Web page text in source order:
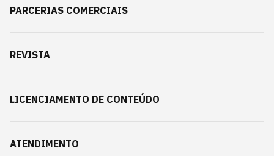
PARCERIAS COMERCIAIS
REVISTA
LICENCIAMENTO DE CONTEÚDO
ATENDIMENTO